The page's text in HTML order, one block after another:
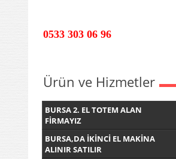
0533 303 06 96
Ürün ve Hizmetler
BURSA 2. EL TOTEM ALAN
FİRMAYIZ
BURSA,DA İKİNCİ EL MAKİNA
ALINIR SATILIR